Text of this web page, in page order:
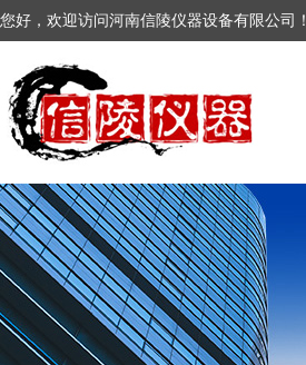
您好，欢迎访问河南信陵仪器设备有限公司！